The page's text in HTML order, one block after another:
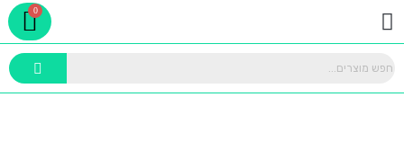
דילוג
לתוכןתפריט